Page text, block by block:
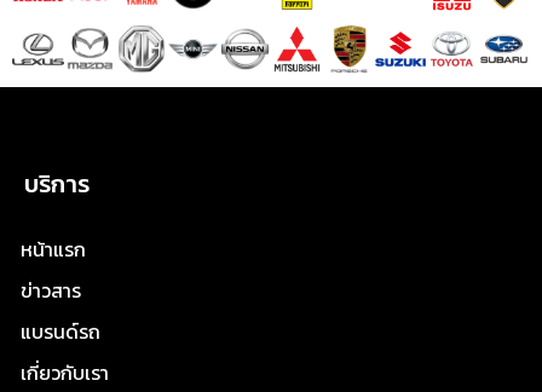
บริการ
หน้าแรก
ข่าวสาร
แบรนด์รถ
เกี่ยวกับเรา